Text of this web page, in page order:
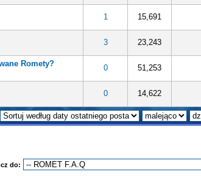
1 15,691
3 23,243
Romety? 0 51,253
0 14,622
do: